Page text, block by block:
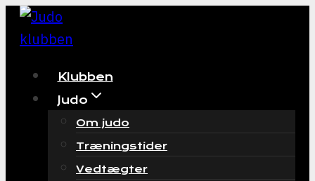
Skip
Klubben
Judo
Om judo
Træningstider
Vedtægter